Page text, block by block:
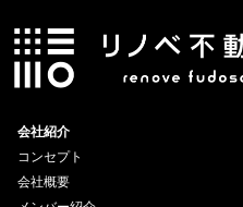
会社紹介
コンセプト
会社概要